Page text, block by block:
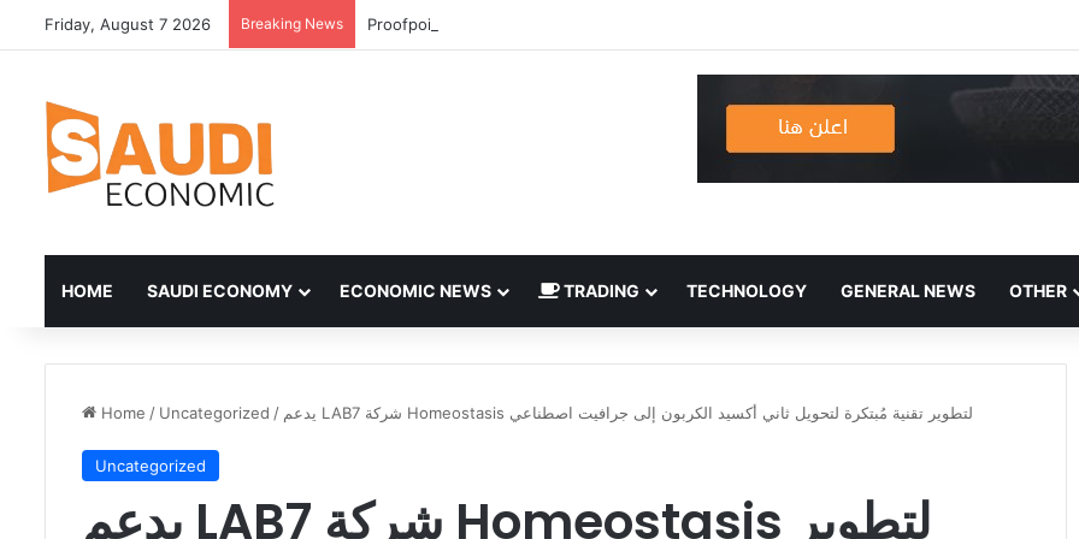
Friday, August 7 2026 Breaking News
HOME SAUDI ECONOMY ECONOMIC NEWS TRADING TECHNOLOGY GENERAL NEWS OTHER
Home / Uncategorized / يدعم LAB7 شركة Homeostasis لتطوير تقنية مُبتكرة لتحويل ثاني أكسيد الكربون إلى جرافيت اصطناعي
Uncategorized
يدعم LAB7 شركة Homeostasis لتطوير